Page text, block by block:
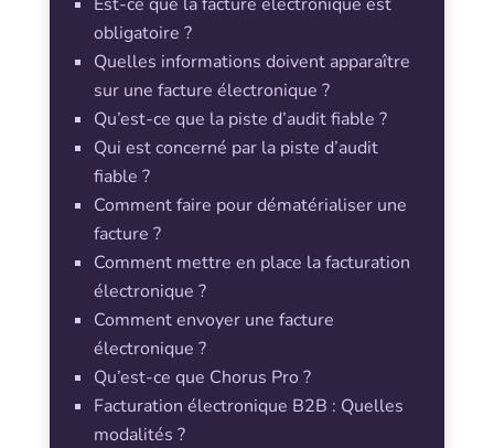
obligatoire ?
Quelles informations doivent apparaître
sur une facture électronique ?
Qu’est-ce que la piste d’audit fiable ?
Qui est concerné par la piste d’audit
fiable ?
Comment faire pour dématérialiser une
facture ?
Comment mettre en place la facturation
électronique ?
Comment envoyer une facture
électronique ?
Qu’est-ce que Chorus Pro ?
Facturation électronique B2B : Quelles
modalités ?